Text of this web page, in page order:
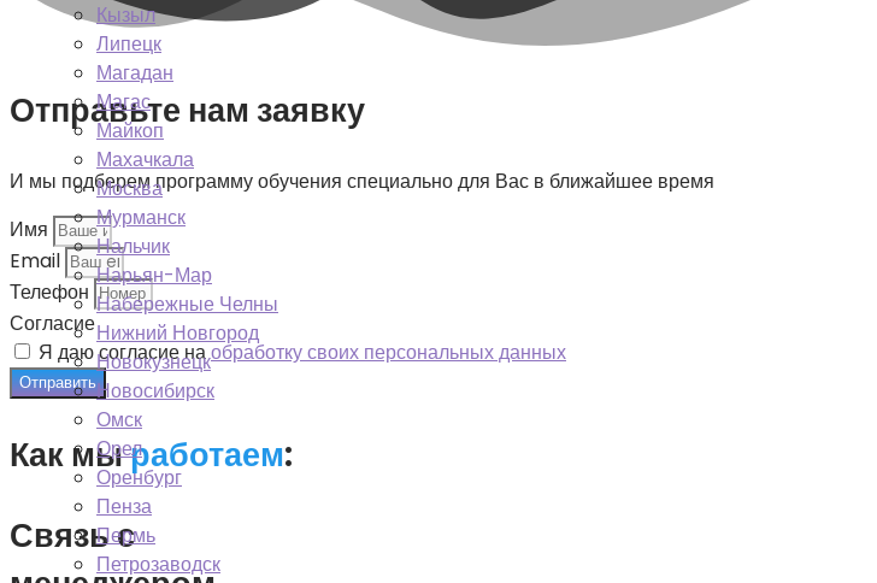
Кызыл
Липецк
Магадан
Магас
Майкоп
Махачкала
Москва
Мурманск
Нальчик
Нарьян-Мар
Набережные Челны
Нижний Новгород
Новокузнецк
Новосибирск
Омск
Орел
Оренбург
Пенза
Пермь
Петрозаводск
Отправьте нам заявку
И мы подберем программу обучения специально для Вас в ближайшее время
Имя
Email
Телефон
Согласие
Я даю согласие наобработку своих персональных данных
Отправить
Как мыработаем:
Связь с